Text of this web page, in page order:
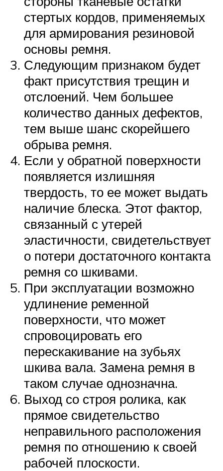
стертых кордов, применяемых
для армирования резиновой
основы ремня.
Следующим признаком будет
факт присутствия трещин и
отслоений. Чем большее
количество данных дефектов,
тем выше шанс скорейшего
обрыва ремня.
Если у обратной поверхности
появляется излишняя
твердость, то ее может выдать
наличие блеска. Этот фактор,
связанный с утерей
эластичности, свидетельствует
о потери достаточного контакта
ремня со шкивами.
При эксплуатации возможно
удлинение ременной
поверхности, что может
спровоцировать его
перескакивание на зубьях
шкива вала. Замена ремня в
таком случае однозначна.
Выход со строя ролика, как
прямое свидетельство
неправильного расположения
ремня по отношению к своей
рабочей плоскости.